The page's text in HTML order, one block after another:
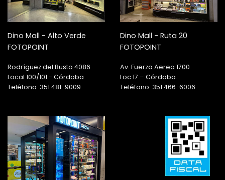
Dino Mall - Alto Verde
FOTOPOINT
Rodríguez del Busto 4086
Local 100/101 - Córdoba
Teléfono: 351 481-9009
Dino Mall - Ruta 20
FOTOPOINT
Av. Fuerza Aerea 1700
Loc 17 – Córdoba.
Teléfono: 351 466-6006